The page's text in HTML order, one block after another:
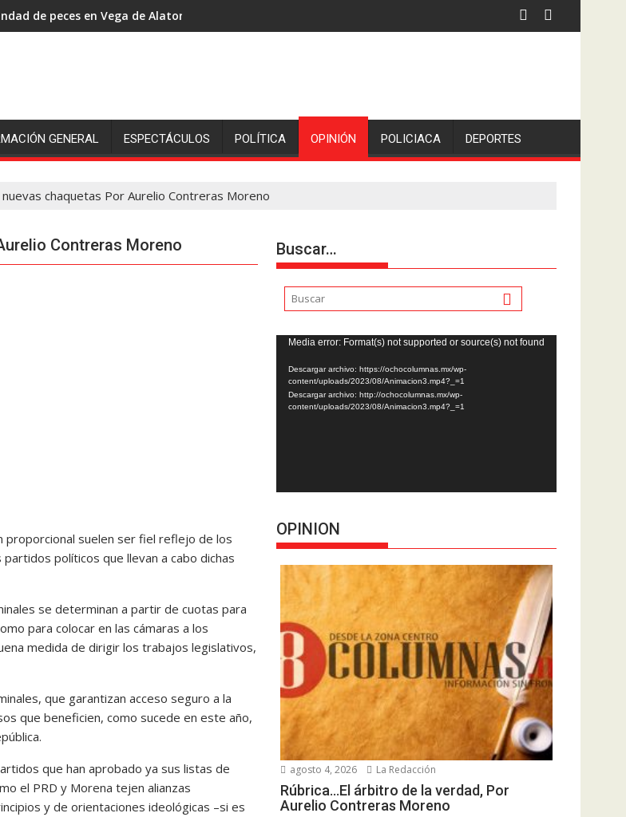
de peces en Vega de Alatorre: pescadores piden escolleras para evitar nuevos casos
GENERAL ESPECTÁCULOS POLÍTICA OPINIÓN POLICIACA DEPORTES
chaquetas Por Aurelio Contreras Moreno
Contreras Moreno
proporcional suelen ser fiel reflejo de los
políticos que llevan a cabo dichas
se determinan a partir de cuotas para
para colocar en las cámaras a los
medida de dirigir los trabajos legislativos,
que garantizan acceso seguro a la
que beneficien, como sucede en este año,
que han aprobado ya sus listas de
el PRD y Morena tejen alianzas
y de orientaciones ideológicas –si es
Buscar…
Reproductor
de
vídeo
Media error: Format(s) not supported or source(s) not found
Descargar archivo: https://ochocolumnas.mx/wp-
content/uploads/2023/08/Animacion3.mp4?_=1
Descargar archivo: http://ochocolumnas.mx/wp-
content/uploads/2023/08/Animacion3.mp4?_=1
OPINION
agosto 4, 2026 La Redacción
Rúbrica…El árbitro de la verdad, Por
Aurelio Contreras Moreno